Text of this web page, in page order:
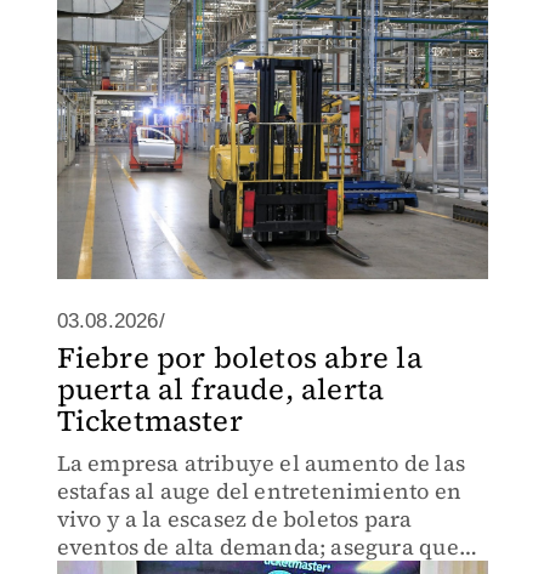
03.08.2026/
Fiebre por boletos abre la
puerta al fraude, alerta
Ticketmaster
La empresa atribuye el aumento de las
estafas al auge del entretenimiento en
vivo y a la escasez de boletos para
eventos de alta demanda; asegura que